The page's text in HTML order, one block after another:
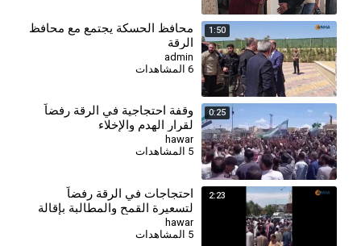
1:50
⁣محافظ الحسكة يجتمع مع محافظ
الرقة
admin
6 المشاهدات
0:25
وقفة احتجاجية في الرقة رفضاً
لقرار الهدم والإخلاء
hawar
5 المشاهدات
2:23
احتجاجات في الرقة رفضاً
لتسعيرة القمح والمطالبة بإقالة
وزير الاقتصاد
hawar